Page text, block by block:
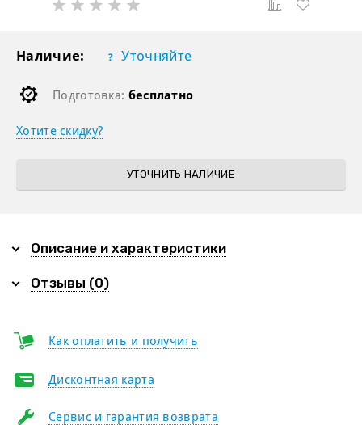
Наличие: Уточняйте
Подготовка: бесплатно
Хотите скидку?
УТОЧНИТЬ НАЛИЧИЕ
Описание и характеристики
Отзывы (0)
Как оплатить и получить
Дисконтная карта
Сервис и гарантия возврата